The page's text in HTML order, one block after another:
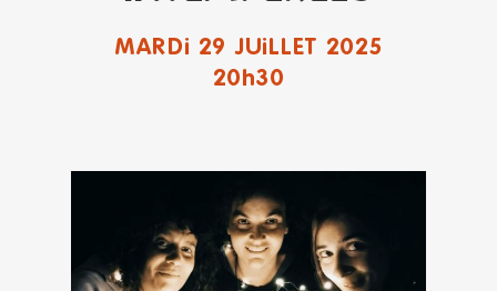
MARDI 29 JUILLET 2025
20h30